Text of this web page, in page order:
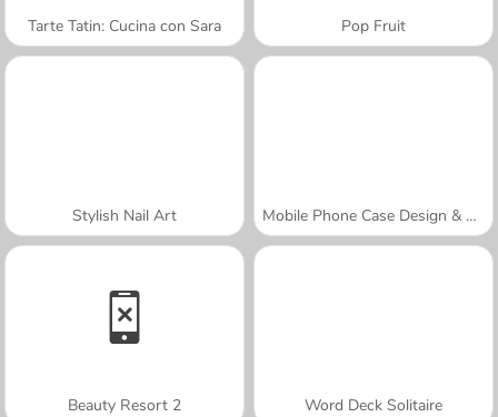
Tarte Tatin: Cucina con Sara Pop Fruit
Stylish Nail Art Mobile Phone Case Design & DIY
Beauty Resort 2 Word Deck Solitaire